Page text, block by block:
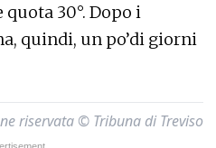
30°. Dopo i
quindi, un po’di giorni
riservata © Tribuna di Treviso